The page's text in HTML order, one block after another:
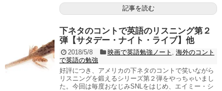
記事を読む
下ネタのコントで英語のリスニング第２
弾【サタデー・ナイト・ライブ】他
2018/5/8 映画で英語勉強ノート
海外のコント
で英語の勉強
好評につき、アメリカの下ネタのコントで笑いながら
リスニングを鍛えるシリーズ第２弾をやっちゃいまし
た。今回は毎度おなじみSNLをはじめ、エイミー・シ